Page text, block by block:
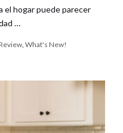
el hogar puede parecer
…
, What's New!